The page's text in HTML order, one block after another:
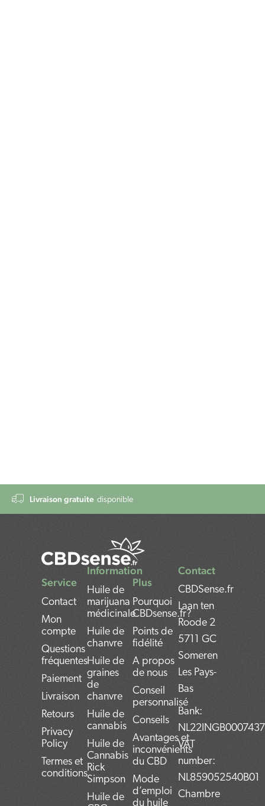
Livraison gratuite disponible
Contact
CBDSense.fr
Laan ten
Roode 2
5711 GC
Someren
Les Pays-
Bas
Bank:
VAT
number:
NL859052540B01
Chambre
Service
Contact
Mon
compte
Questions
fréquentes
Paiement
Livraison
Retours
Privacy
Policy
Termes et
conditions
Information
Huile de
marijuana
médicinale
Huile de
chanvre
Huile de
graines
de
chanvre
Huile de
cannabis
Huile de
Cannabis
Rick
Simpson
Huile de
Plus
Pourquoi
CBDsense.fr?
Points de
fidélité
A propos
de nous
Conseil
personnalisé
Conseils
Avantages et
inconvénients
du CBD
Mode
d’emploi
du huile